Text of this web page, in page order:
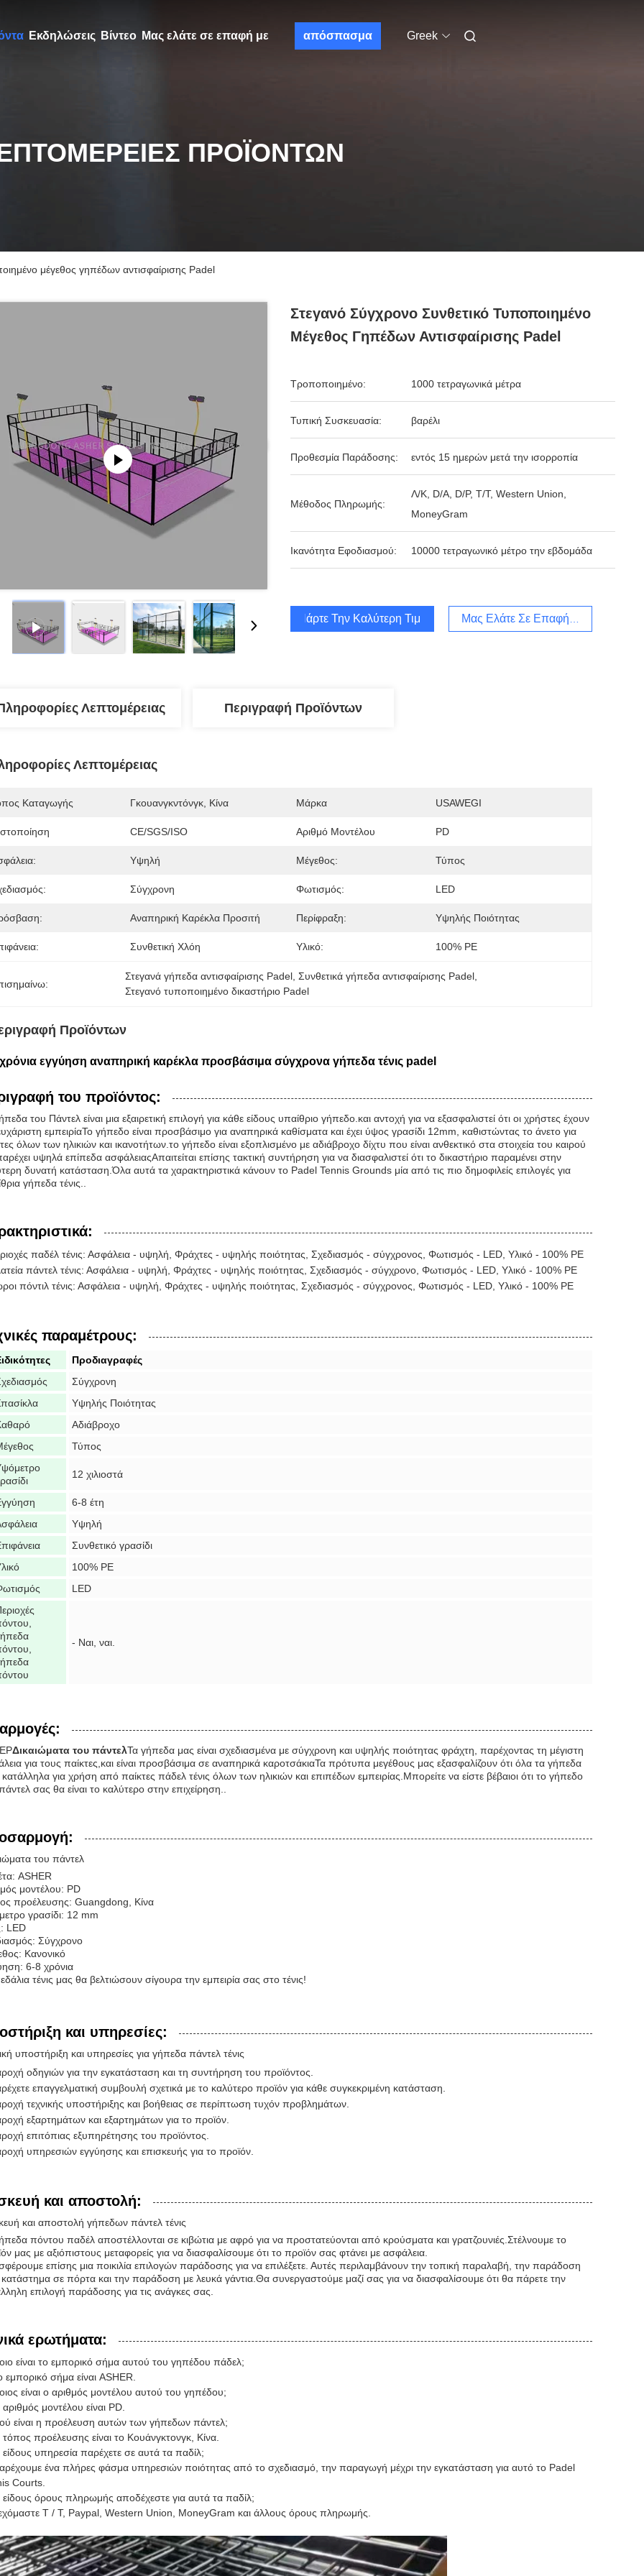
Εκδηλώσεις Βίντεο Μας ελάτε σε επαφή με απόσπασμα Greek
ΠΡΟΪΌΝΤΩΝ
μέγεθος γηπέδων αντισφαίρισης Padel
Στεγανό Σύγχρονο Συνθετικό Τυποποιημένο
Μέγεθος Γηπέδων Αντισφαίρισης Padel
Τροποποιημένο: 1000 τετραγωνικά μέτρα
Τυπική Συσκευασία: βαρέλι
Προθεσμία Παράδοσης: εντός 15 ημερών μετά την ισορροπία
Μέθοδος Πληρωμής:
Λ/Κ, D/A, D/P, T/T, Western Union,
MoneyGram
Ικανότητα Εφοδιασμού: 10000 τετραγωνικό μέτρο την εβδομάδα
Πάρτε Την Καλύτερη Τιμή Μας Ελάτε Σε Επαφή Με
Λεπτομέρειας Περιγραφή Προϊόντων
Λεπτομέρειας
Καταγωγής Γκουανγκντόνγκ, Κίνα Μάρκα USAWEGI
CE/SGS/ISO Αριθμό Μοντέλου PD
Υψηλή Μέγεθος: Τύπος
Σύγχρονη Φωτισμός: LED
Αναπηρική Καρέκλα Προσιτή Περίφραξη: Υψηλής Ποιότητας
Συνθετική Χλόη Υλικό: 100% PE
Στεγανά γήπεδα αντισφαίρισης Padel , Συνθετικά γήπεδα αντισφαίρισης Padel
Στεγανό τυποποιημένο δικαστήριο Padel
Προϊόντων
εγγύηση αναπηρική καρέκλα προσβάσιμα σύγχρονα γήπεδα τένις padel
του προϊόντος:
του Πάντελ είναι μια εξαιρετική επιλογή για κάθε είδους υπαίθριο γήπεδο.και αντοχή για να εξασφαλιστεί ότι οι χρήστες έχουν
εμπειρίαΤο γήπεδο είναι προσβάσιμο για αναπηρικά καθίσματα και έχει ύψος γρασίδι 12mm, καθιστώντας το άνετο για
όλων των ηλικιών και ικανοτήτων.το γήπεδο είναι εξοπλισμένο με αδιάβροχο δίχτυ που είναι ανθεκτικό στα στοιχεία του καιρού
υψηλά επίπεδα ασφάλειαςΑπαιτείται επίσης τακτική συντήρηση για να διασφαλιστεί ότι το δικαστήριο παραμένει στην
δυνατή κατάσταση.Όλα αυτά τα χαρακτηριστικά κάνουν το Padel Tennis Grounds μία από τις πιο δημοφιλείς επιλογές για
γήπεδα τένις..
παδέλ τένις: Ασφάλεια - υψηλή, Φράχτες - υψηλής ποιότητας, Σχεδιασμός - σύγχρονος, Φωτισμός - LED, Υλικό - 100% PE
πάντελ τένις: Ασφάλεια - υψηλή, Φράχτες - υψηλής ποιότητας, Σχεδιασμός - σύγχρονο, Φωτισμός - LED, Υλικό - 100% PE
πόντιλ τένις: Ασφάλεια - υψηλή, Φράχτες - υψηλής ποιότητας, Σχεδιασμός - σύγχρονος, Φωτισμός - LED, Υλικό - 100% PE
παραμέτρους:
Προδιαγραφές
Σύγχρονη
Υψηλής Ποιότητας
Αδιάβροχο
Τύπος
12 χιλιοστά
6-8 έτη
Υψηλή
Συνθετικό γρασίδι
100% PE
LED
- Ναι, ναι.
Δικαιώματα του πάντελΤα γήπεδα μας είναι σχεδιασμένα με σύγχρονη και υψηλής ποιότητας φράχτη, παρέχοντας τη μέγιστη
για τους παίκτες,και είναι προσβάσιμα σε αναπηρικά καροτσάκιαΤα πρότυπα μεγέθους μας εξασφαλίζουν ότι όλα τα γήπεδα
κατάλληλα για χρήση από παίκτες πάδελ τένις όλων των ηλικιών και επιπέδων εμπειρίας.Μπορείτε να είστε βέβαιοι ότι το γήπεδο
σας θα είναι το καλύτερο στην επιχείρηση..
του πάντελ
ASHER
μοντέλου: PD
προέλευσης: Guangdong, Κίνα
γρασίδι: 12 mm
LED
Σύγχρονο
Κανονικό
6-8 χρόνια
τένις μας θα βελτιώσουν σίγουρα την εμπειρία σας στο τένις!
και υπηρεσίες:
υποστήριξη και υπηρεσίες για γήπεδα πάντελ τένις
οδηγιών για την εγκατάσταση και τη συντήρηση του προϊόντος.
επαγγελματική συμβουλή σχετικά με το καλύτερο προϊόν για κάθε συγκεκριμένη κατάσταση.
τεχνικής υποστήριξης και βοήθειας σε περίπτωση τυχόν προβλημάτων.
εξαρτημάτων και εξαρτημάτων για το προϊόν.
επιτόπιας εξυπηρέτησης του προϊόντος.
υπηρεσιών εγγύησης και επισκευής για το προϊόν.
και αποστολή:
και αποστολή γήπεδων πάντελ τένις
πόντου παδέλ αποστέλλονται σε κιβώτια με αφρό για να προστατεύονται από κρούσματα και γρατζουνιές.Στέλνουμε το
μας με αξιόπιστους μεταφορείς για να διασφαλίσουμε ότι το προϊόν σας φτάνει με ασφάλεια.
επίσης μια ποικιλία επιλογών παράδοσης για να επιλέξετε. Αυτές περιλαμβάνουν την τοπική παραλαβή, την παράδοση
σε πόρτα και την παράδοση με λευκά γάντια.Θα συνεργαστούμε μαζί σας για να διασφαλίσουμε ότι θα πάρετε την
επιλογή παράδοσης για τις ανάγκες σας.
ερωτήματα:
είναι το εμπορικό σήμα αυτού του γηπέδου πάδελ;
εμπορικό σήμα είναι ASHER.
είναι ο αριθμός μοντέλου αυτού του γηπέδου;
μοντέλου είναι PD.
είναι η προέλευση αυτών των γήπεδων πάντελ;
προέλευσης είναι το Κουάνγκτονγκ, Κίνα.
είδους υπηρεσία παρέχετε σε αυτά τα παδίλ;
ένα πλήρες φάσμα υπηρεσιών ποιότητας από το σχεδιασμό, την παραγωγή μέχρι την εγκατάσταση για αυτό το Padel
Courts.
είδους όρους πληρωμής αποδέχεστε για αυτά τα παδίλ;
T / T, Paypal, Western Union, MoneyGram και άλλους όρους πληρωμής.